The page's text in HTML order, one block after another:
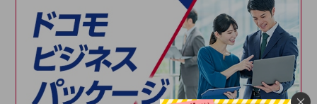
ニュースルーム
ニュースルームTOP
ニュースリリース
地域からの発表